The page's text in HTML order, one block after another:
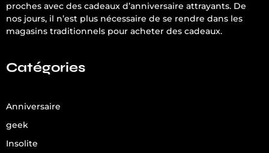
proches avec des cadeaux d’anniversaire attrayants. De
nos jours, il n’est plus nécessaire de se rendre dans les
magasins traditionnels pour acheter des cadeaux.
Catégories
Anniversaire
geek
Insolite